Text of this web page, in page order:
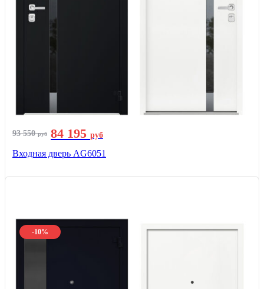
93 550руб 84 195 руб
Входная дверь AG6051
-10%